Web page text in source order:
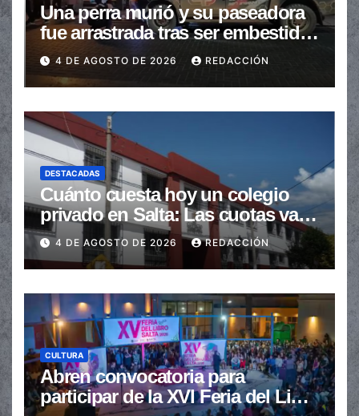
Una perra murió y su paseadora
fue arrastrada tras ser embestidas
en la senda peatonal
4 DE AGOSTO DE 2026 REDACCIÓN
DESTACADAS
Cuánto cuesta hoy un colegio
privado en Salta: Las cuotas van
de $110.000 a más de $600.000
4 DE AGOSTO DE 2026 REDACCIÓN
CULTURA
Abren convocatoria para
participar de la XVI Feria del Libro